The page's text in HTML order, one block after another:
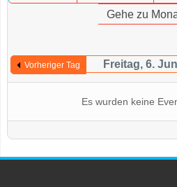
Gehe zu
Vorheriger Tag Freitag, 6.
Es wurden keine